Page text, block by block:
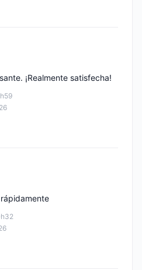
¡Realmente satisfecha!